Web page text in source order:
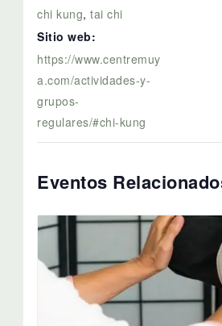
chi kung,tai chi
Sitio web:
https://www.centremuy
a.com/actividades-y-
grupos-
regulares/#chi-kung
Eventos